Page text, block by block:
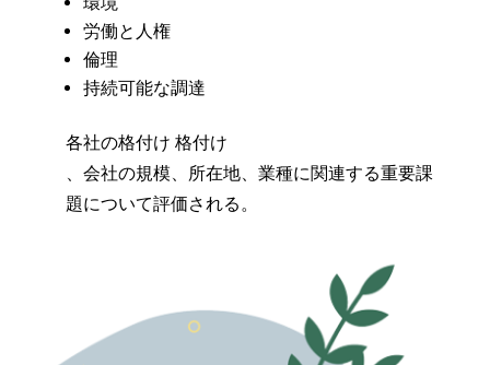
労働と人権
倫理
持続可能な調達
各社の格付け 格付け
、会社の規模、所在地、業種に関連する重要課
題について評価される。